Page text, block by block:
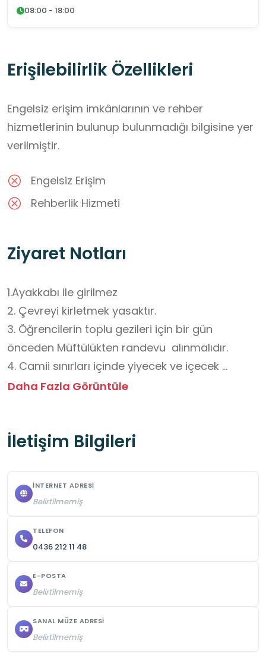
08:00 - 18:00
Erişilebilirlik Özellikleri
Engelsiz erişim imkânlarının ve rehber
hizmetlerinin bulunup bulunmadığı bilgisine yer
verilmiştir.
Engelsiz Erişim
Rehberlik Hizmeti
Ziyaret Notları
1.Ayakkabı ile girilmez
2. Çevreyi kirletmek yasaktır.
3. Öğrencilerin toplu gezileri için bir gün
önceden Müftülükten randevu  alınmalıdır.
4. Camii sınırları içinde yiyecek ve içecek
satılmamaktadır.
6. Öğrencilerin fiziksel güvenliği konusunda bir
Daha Fazla Görüntüle
İletişim Bilgileri
İNTERNET ADRESI
Belirtilmemiş
TELEFON
0436 212 11 48
E-POSTA
Belirtilmemiş
SANAL MÜZE ADRESI
Belirtilmemiş